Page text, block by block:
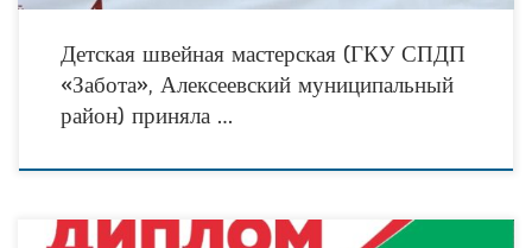
Детская швейная мастерская (ГКУ СПДП
«Забота», Алексеевский муниципальный
район) приняла …